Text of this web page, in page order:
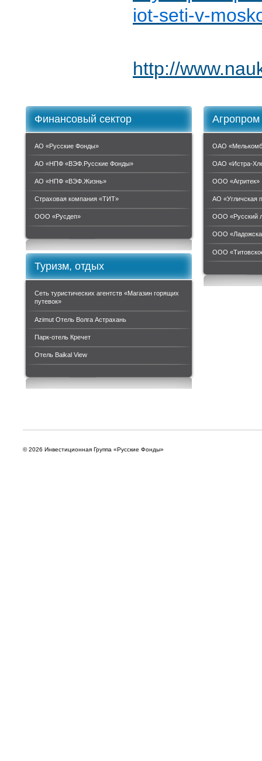
iot-seti-v-
http://
Финансовый сектор
АО «Русские Фонды»
АО «НПФ «ВЭФ.Русские Фонды»
АО «НПФ «ВЭФ.Жизнь»
Страховая компания «ТИТ»
ООО «Руcдеп»
Агропром
ОАО
ОАО «Истра-
ООО «Агритек»
АО «Угличская
ООО «Русский
ООО
ООО
Туризм, отдых
Сеть туристических агентств «Магазин горящих
путевок»
Azimut Отель Волга Астрахань
Парк-отель Кречет
Отель Baikal View
© 2026 Инвестиционная Группа «Русские Фонды»